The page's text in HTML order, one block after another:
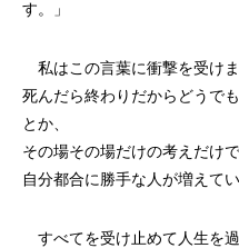
す。」
私はこの言葉に衝撃を受けま
死んだら終わりだからどうで
とか、
その場その場だけの考えだけで
自分都合に勝手な人が増えて
すべてを受け止めて人生を